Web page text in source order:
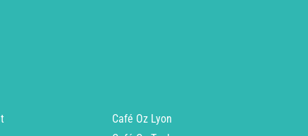
Café Oz Lyon